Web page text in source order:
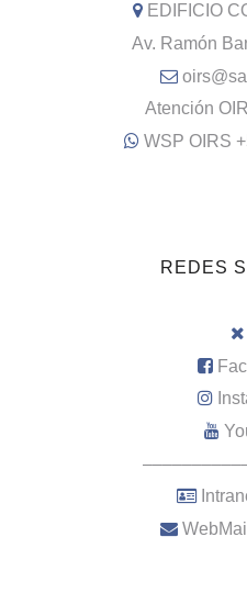
EDIFICIO
Av. Ramón
Atención
WSP OIRS
REDES